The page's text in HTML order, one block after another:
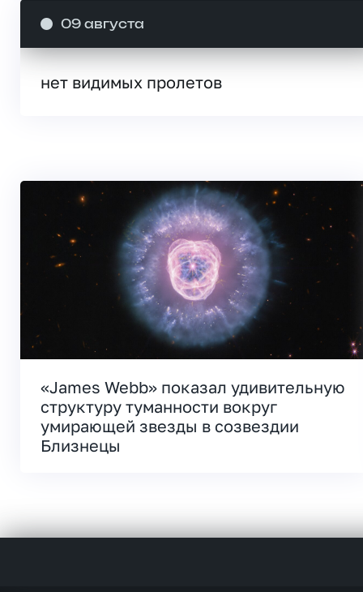
09 августа
нет видимых пролетов
«James Webb» показал удивительную
структуру туманности вокруг
умирающей звезды в созвездии
Близнецы